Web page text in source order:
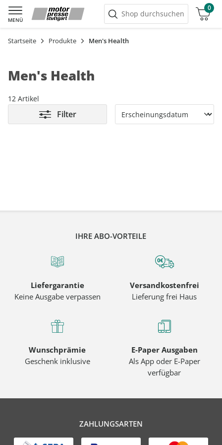
MENÜ
Shop durchsuchen
0
Warenkorb
Startseite Produkte Men's Health
Men's Health
12 Artikel
Filter
IHRE ABO-VORTEILE
Liefergarantie
Keine Ausgabe verpassen
Versandkostenfrei
Lieferung frei Haus
Wunschprämie
Geschenk inklusive
E-Paper Ausgaben
Als App oder E-Paper
verfügbar
ZAHLUNGSARTEN